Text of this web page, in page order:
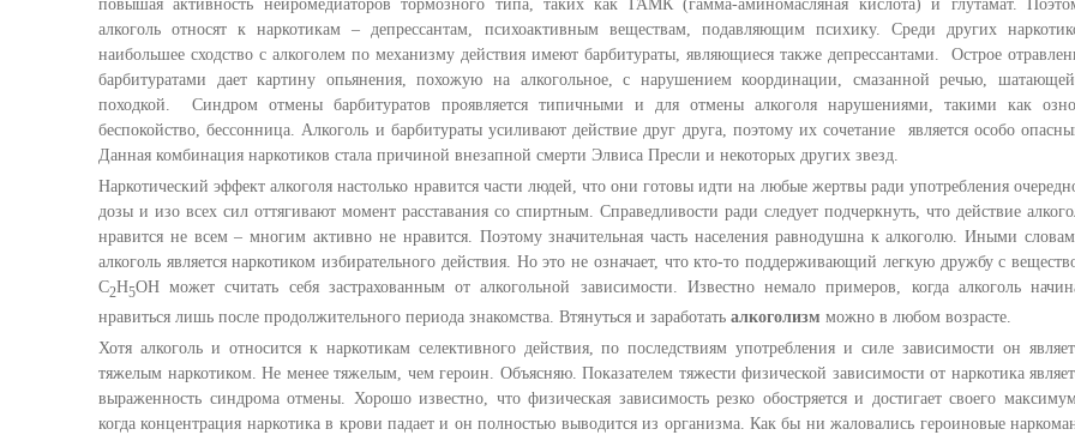
повышая активность нейромедиаторов тормозного типа, таких как ГАМК (гамма-аминомасляная кислота) и глутамат.
алкоголь относят к наркотикам – депрессантам, психоактивным веществам, подавляющим психику. Среди других
наибольшее сходство с алкоголем по механизму действия имеют барбитураты, являющиеся также депрессантами. Острое
барбитуратами дает картину опьянения, похожую на алкогольное, с нарушением координации, смазанной речью,
походкой. Синдром отмены барбитуратов проявляется типичными и для отмены алкоголя нарушениями, такими как
беспокойство, бессонница. Алкоголь и барбитураты усиливают действие друг друга, поэтому их сочетание является особо
Данная комбинация наркотиков стала причиной внезапной смерти Элвиса Пресли и некоторых других звезд.
Наркотический эффект алкоголя настолько нравится части людей, что они готовы идти на любые жертвы ради употребления
дозы и изо всех сил оттягивают момент расставания со спиртным. Справедливости ради следует подчеркнуть, что действие
нравится не всем – многим активно не нравится. Поэтому значительная часть населения равнодушна к алкоголю. Иными
алкоголь является наркотиком избирательного действия. Но это не означает, что кто-то поддерживающий легкую дружбу с
С2Н5ОН может считать себя застрахованным от алкогольной зависимости. Известно немало примеров, когда алкоголь
нравиться лишь после продолжительного периода знакомства. Втянуться и заработать алкоголизм можно в любом возрасте.
Хотя алкоголь и относится к наркотикам селективного действия, по последствиям употребления и силе зависимости он
тяжелым наркотиком. Не менее тяжелым, чем героин. Объясняю. Показателем тяжести физической зависимости от наркотика
выраженность синдрома отмены. Хорошо известно, что физическая зависимость резко обостряется и достигает своего
когда концентрация наркотика в крови падает и он полностью выводится из организма. Как бы ни жаловались героиновые